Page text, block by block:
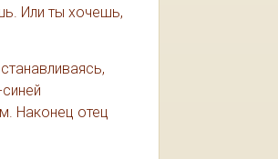
Или ты хочешь,
Наконец отец